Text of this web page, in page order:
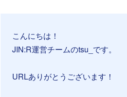
こんにちは！
JIN:R運営チームのtsu_です。
URLありがとうございます！